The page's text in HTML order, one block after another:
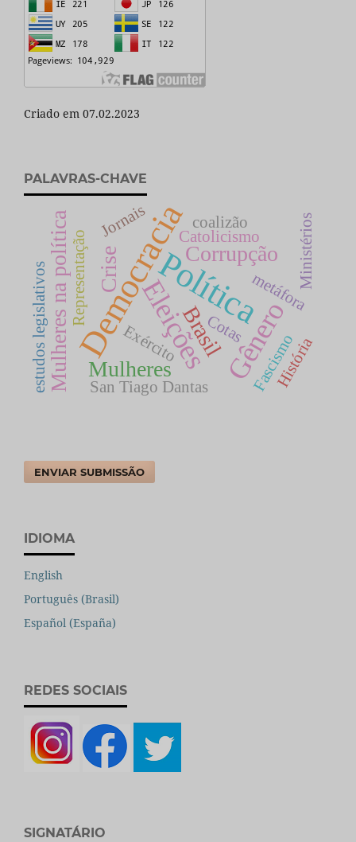
Criado em 07.02.2023
PALAVRAS-CHAVE
DemocraciaPolítica
EleiçõesGênero
Mulheres na política Mulheres
Crise Corrupção
Brasil
Representação Catolicismo
metáfora
Fascismo
estudos legislativos San Tiago Dantas
coalizão
Cotas
Jornais
Exército História
Ministérios
ENVIAR SUBMISSÃO
IDIOMA
English
Português (Brasil)
Español (España)
REDES SOCIAIS
SIGNATÁRIO